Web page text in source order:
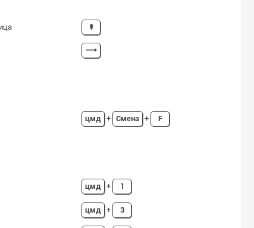
⇞
⟶
цмд + Смена + F
цмд + 1
цмд + 3